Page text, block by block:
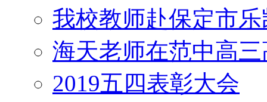
我校教师赴保定市
海天老师在范中高
2019五四表彰大会